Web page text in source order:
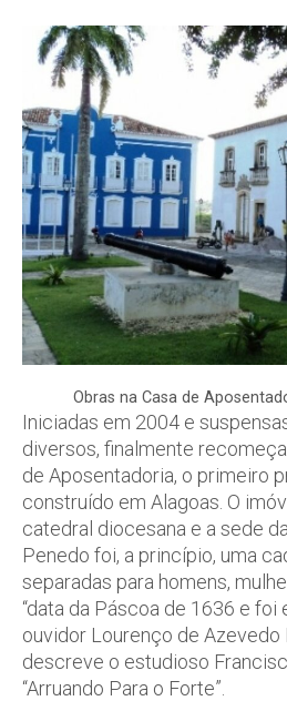
Obras na Casa de
Iniciadas em 2004 e
diversos, finalmente
de Aposentadoria, o primeiro
construído em Alagoas. O
catedral diocesana e a sede
Penedo foi, a princípio, uma
separadas para homens,
“data da Páscoa de 1636 e
ouvidor Lourenço de Azevedo
descreve o estudioso
“Arruando Para o Forte”.